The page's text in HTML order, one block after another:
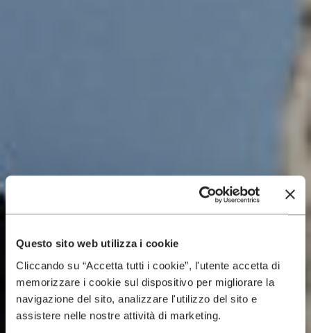
Questo sito web utilizza i cookie
Cliccando su “Accetta tutti i cookie”, l'utente accetta di
memorizzare i cookie sul dispositivo per migliorare la
navigazione del sito, analizzare l'utilizzo del sito e
assistere nelle nostre attività di marketing.